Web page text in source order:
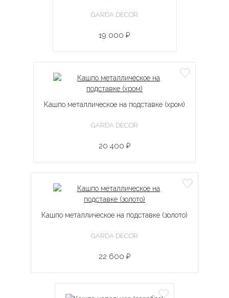
GARDA DECOR
19 000 ₽
Кашпо металлическое на подставке (хром)
GARDA DECOR
20 400 ₽
Кашпо металлическое на подставке (золото)
GARDA DECOR
22 600 ₽